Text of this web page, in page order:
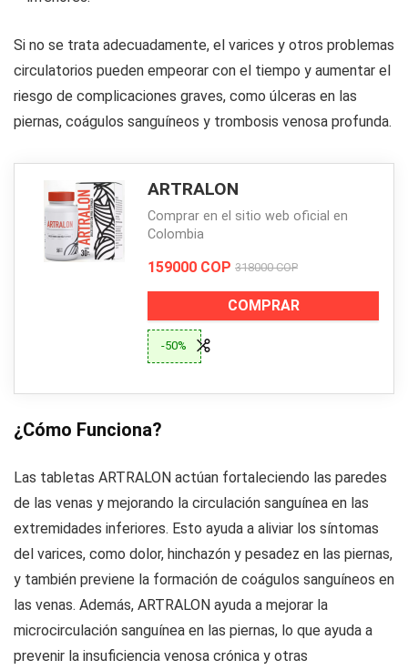
Si no se trata adecuadamente, el varices y otros problemas
circulatorios pueden empeorar con el tiempo y aumentar el
riesgo de complicaciones graves, como úlceras en las
piernas, coágulos sanguíneos y trombosis venosa profunda.
ARTRALON
Comprar en el sitio web oficial en
Colombia
159000 COP 318000 COP
COMPRAR
-50%
¿Cómo Funciona?
Las tabletas ARTRALON actúan fortaleciendo las paredes
de las venas y mejorando la circulación sanguínea en las
extremidades inferiores. Esto ayuda a aliviar los síntomas
del varices, como dolor, hinchazón y pesadez en las piernas,
y también previene la formación de coágulos sanguíneos en
las venas. Además, ARTRALON ayuda a mejorar la
microcirculación sanguínea en las piernas, lo que ayuda a
prevenir la insuficiencia venosa crónica y otras